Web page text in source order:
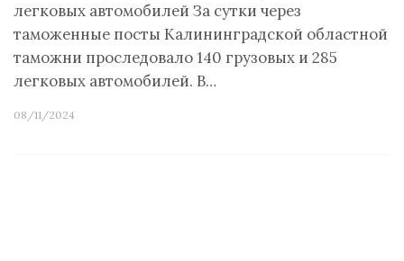
легковых автомобилей За сутки через
таможенные посты Калининградской областной
таможни проследовало 140 грузовых и 285
легковых автомобилей. В…
08/11/2024